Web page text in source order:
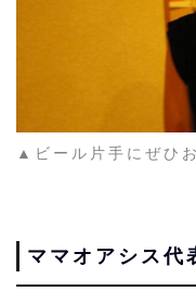
▲ビール片手にぜひ
ママオアシス代